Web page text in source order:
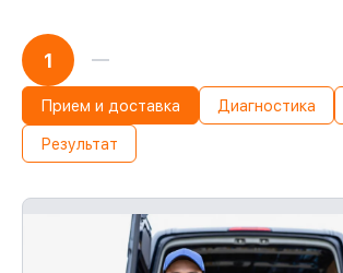
1
Прием и доставка Диагностика
Результат